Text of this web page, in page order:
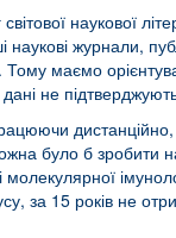
наукової
наукові журнали,
маємо
дані не
було б
за 15 років не